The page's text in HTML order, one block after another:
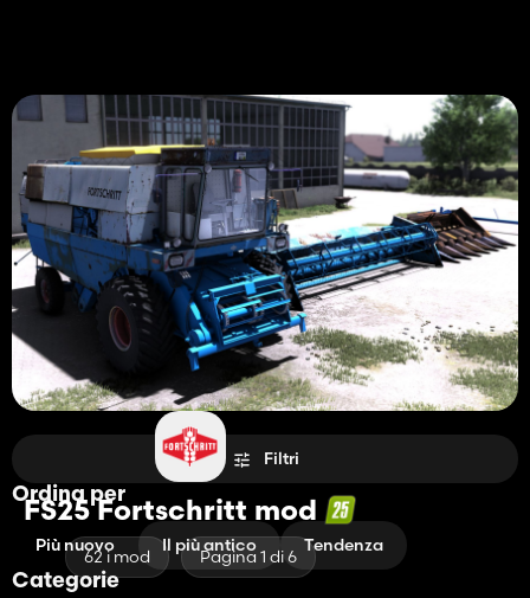
FS25 Fortschritt mod
62 i mod Pagina 1 di 6
Filtri
Ordina per
Più nuovo Il più antico Tendenza
Categorie